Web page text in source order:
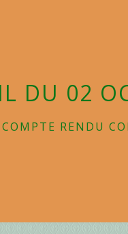
DU 02
COMPTE RENDU